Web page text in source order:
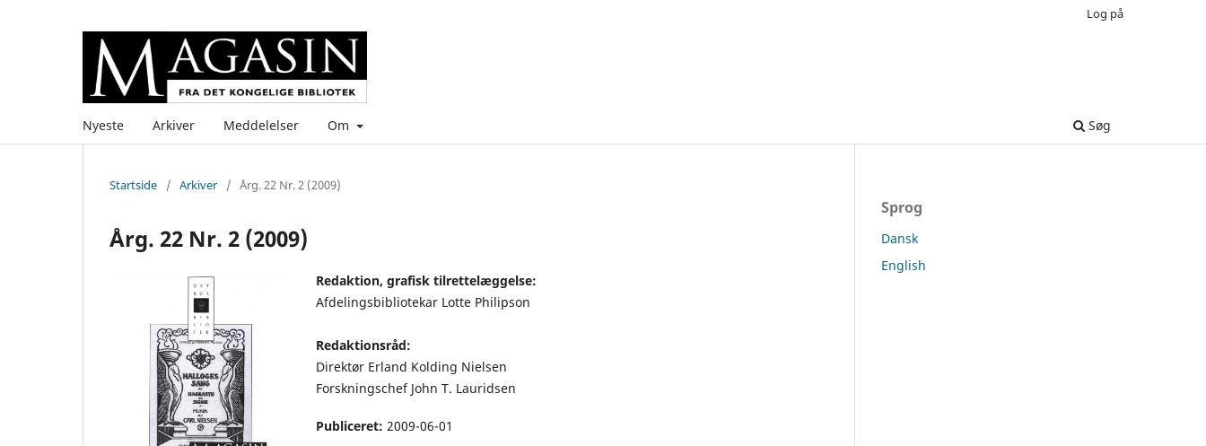
Nyeste Arkiver Meddelelser Om Søg
Log på
Startside / Arkiver / Årg. 22 Nr. 2 (2009)
Årg. 22 Nr. 2 (2009)
Redaktion, grafisk tilrettelæggelse:
Afdelingsbibliotekar Lotte Philipson
Redaktionsråd:
Direktør Erland Kolding Nielsen
Forskningschef John T. Lauridsen
Publiceret: 2009-06-01
Sprog
Dansk
English